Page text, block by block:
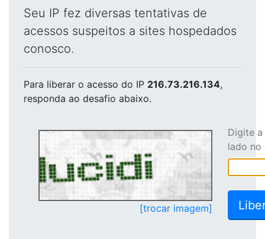
Seu IP fez diversas tentativas de
acessos suspeitos a sites hospedados
conosco.
Para liberar o acesso do IP 216.73.216.134,
responda ao desafio abaixo.
[trocar imagem]
Digite
lado no